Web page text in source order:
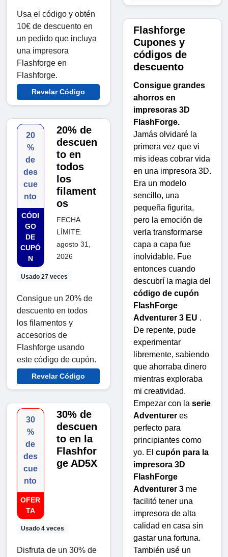
Usa el código y obtén
10€ de descuento en
un pedido que incluya
una impresora
Flashforge en
Flashforge.
Revelar Código
20
%
de
des
cue
nto
CÓDI
GO
DE
CUPÓ
N
Usado 27 veces
20% de
descuen
to en
todos
los
filament
os
FECHA
LÍMITE:
agosto 31,
2026
Consigue un 20% de
descuento en todos
los filamentos y
accesorios de
Flashforge usando
este código de cupón.
Revelar Código
30
%
de
des
cue
nto
OFER
TA
Usado 4 veces
30% de
descuen
to en la
Flashfor
ge AD5X
Disfruta de un 30% de
Flashforge
Cupones y
códigos de
descuento
Consigue grandes
ahorros en
impresoras 3D
FlashForge.
Jamás olvidaré la
primera vez que vi
mis ideas cobrar vida
en una impresora 3D.
Era un modelo
sencillo, una
pequeña figurita,
pero la emoción de
verla transformarse
capa a capa fue
inolvidable. Fue
entonces cuando
descubrí la magia del
código de cupón
FlashForge
Adventurer 3 EU .
De repente, pude
experimentar
libremente, sabiendo
que ahorraba dinero
mientras exploraba
mi creatividad.
Empezar con la serie
Adventurer es
perfecto para
principiantes como
yo. El cupón para la
impresora 3D
FlashForge
Adventurer 3 me
facilitó tener una
impresora de alta
calidad en casa sin
gastar una fortuna.
También usé un